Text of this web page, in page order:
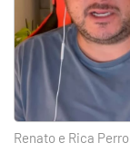
Renato e Rica